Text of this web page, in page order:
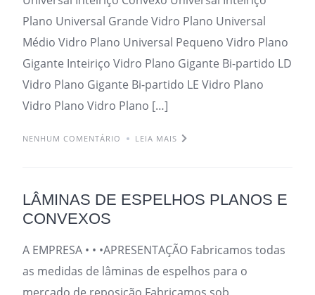
Plano Universal Grande Vidro Plano Universal
Médio Vidro Plano Universal Pequeno Vidro Plano
Gigante Inteiriço Vidro Plano Gigante Bi-partido LD
Vidro Plano Gigante Bi-partido LE Vidro Plano
Vidro Plano Vidro Plano […]
NENHUM COMENTÁRIO LEIA MAIS
LÂMINAS DE ESPELHOS PLANOS E
CONVEXOS
A EMPRESA • • •APRESENTAÇÃO Fabricamos todas
as medidas de lâminas de espelhos para o